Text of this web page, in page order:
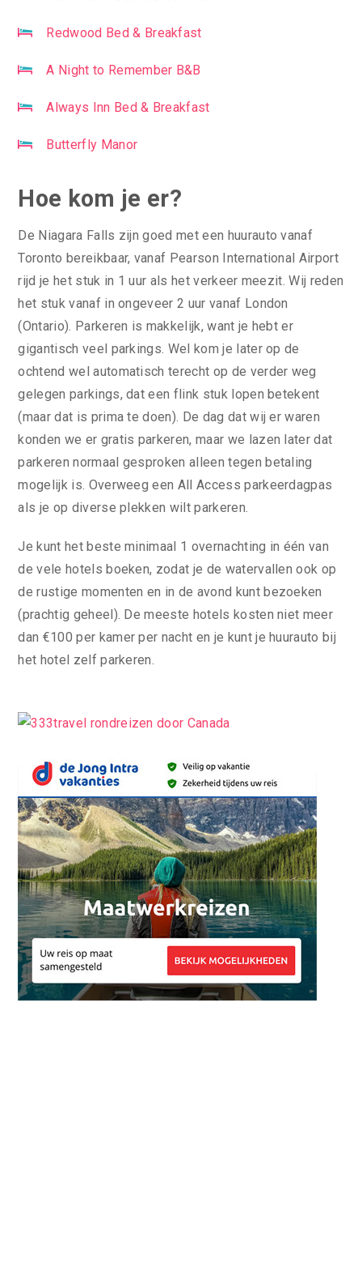
Redwood Bed & Breakfast
A Night to Remember B&B
Always Inn Bed & Breakfast
Butterfly Manor
Hoe kom je er?
De Niagara Falls zijn goed met een huurauto vanaf
Toronto bereikbaar, vanaf Pearson International Airport
rijd je het stuk in 1 uur als het verkeer meezit. Wij reden
het stuk vanaf in ongeveer 2 uur vanaf London
(Ontario). Parkeren is makkelijk, want je hebt er
gigantisch veel parkings. Wel kom je later op de
ochtend wel automatisch terecht op de verder weg
gelegen parkings, dat een flink stuk lopen betekent
(maar dat is prima te doen). De dag dat wij er waren
konden we er gratis parkeren, maar we lazen later dat
parkeren normaal gesproken alleen tegen betaling
mogelijk is. Overweeg een All Access parkeerdagpas
als je op diverse plekken wilt parkeren.
Je kunt het beste minimaal 1 overnachting in één van
de vele hotels boeken, zodat je de watervallen ook op
de rustige momenten en in de avond kunt bezoeken
(prachtig geheel). De meeste hotels kosten niet meer
dan €100 per kamer per nacht en je kunt je huurauto bij
het hotel zelf parkeren.